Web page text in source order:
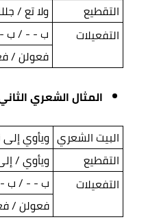
التقطيع
ولا تع /
التفعيلات
ب - - / ب
فعولن /
المثال الشعري
البيت الشعري ويأوي
التقطيع
ويأوي /
التفعيلات
ب - - / ب
فعولن /